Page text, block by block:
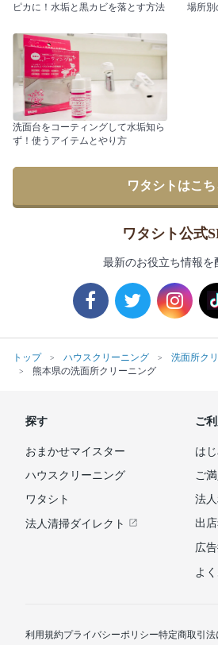
ピカに！水垢と黒カビを落とす方法
場所別
洗面台をコーティングして水垢知ら
ず！使うアイテムとやり方
ワタシトはこち
ワタシト公式
最新のお役立ち情報を
トップ ハウスクリーニング
洗面所ク
熊本県の洗面所クリーニング
探す
おまかせマイスター
ハウスクリーニング
ワタシト
法人清掃ダイレクト
ご
は
ご
法
出
広
よ
利用規約プライバシーポリシー特定商取引